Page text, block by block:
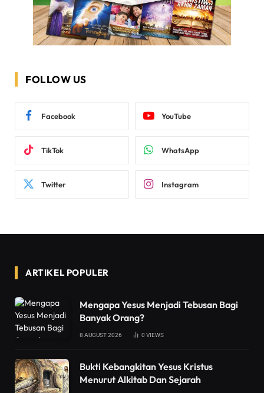
FOLLOW US
Facebook YouTube
TikTok WhatsApp
Twitter Instagram
ARTIKEL POPULER
Mengapa Yesus Menjadi Tebusan Bagi
Banyak Orang?
8 AUGUST 2026 0 VIEWS
Bukti Kebangkitan Yesus Kristus
Menurut Alkitab Dan Sejarah